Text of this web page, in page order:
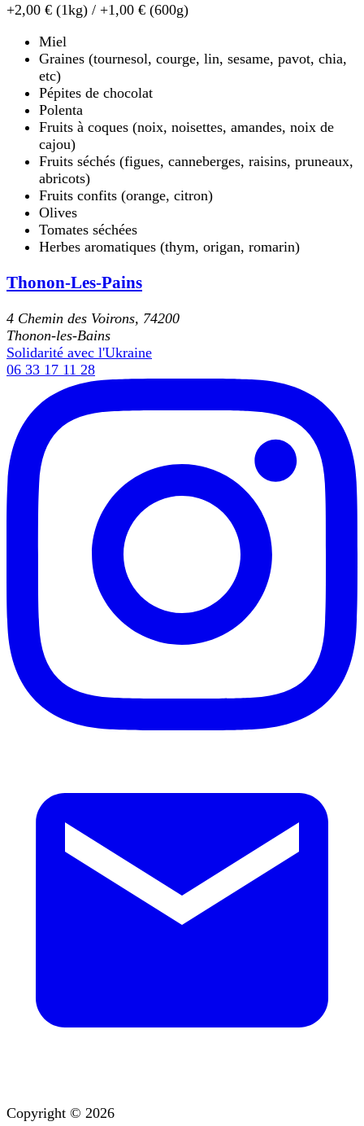
+2,00 € (1kg) / +1,00 € (600g)
Miel
Graines (tournesol, courge, lin, sesame, pavot, chia,
etc)
Pépites de chocolat
Polenta
Fruits à coques (noix, noisettes, amandes, noix de
cajou)
Fruits séchés (figues, canneberges, raisins, pruneaux,
abricots)
Fruits confits (orange, citron)
Olives
Tomates séchées
Herbes aromatiques (thym, origan, romarin)
Thonon-Les-Pains
4 Chemin des Voirons, 74200
Thonon-les-Bains
Solidarité avec l'Ukraine
06 33 17 11 28
Copyright © 2026